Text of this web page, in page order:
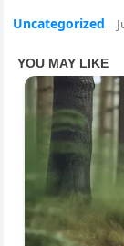
Uncategorized